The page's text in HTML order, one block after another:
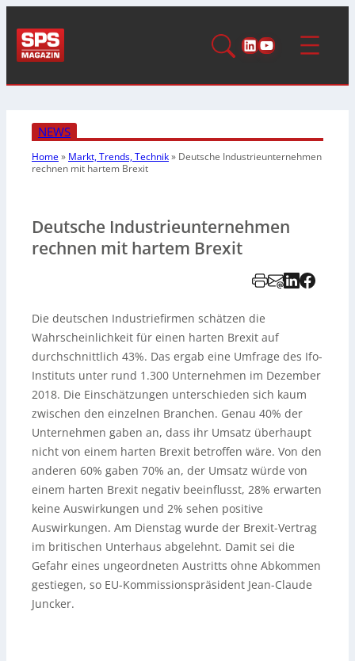
LinkedIn
YouTube
NEWS
Home» Markt, Trends, Technik» Deutsche Industrieunternehmen
rechnen mit hartem Brexit
Deutsche Industrieunternehmen
rechnen mit hartem Brexit
Die deutschen Industriefirmen schätzen die
Wahrscheinlichkeit für einen harten Brexit auf
durchschnittlich 43%. Das ergab eine Umfrage des Ifo-
Instituts unter rund 1.300 Unternehmen im Dezember
2018. Die Einschätzungen unterschieden sich kaum
zwischen den einzelnen Branchen. Genau 40% der
Unternehmen gaben an, dass ihr Umsatz überhaupt
nicht von einem harten Brexit betroffen wäre. Von den
anderen 60% gaben 70% an, der Umsatz würde von
einem harten Brexit negativ beeinflusst, 28% erwarten
keine Auswirkungen und 2% sehen positive
Auswirkungen. Am Dienstag wurde der Brexit-Vertrag
im britischen Unterhaus abgelehnt. Damit sei die
Gefahr eines ungeordneten Austritts ohne Abkommen
gestiegen, so EU-Kommissionspräsident Jean-Claude
Juncker.